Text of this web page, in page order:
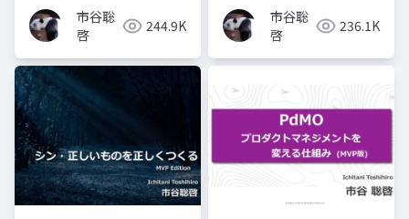
市谷聡
啓
244.9K
市谷聡
啓
236.1K